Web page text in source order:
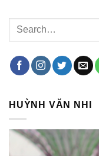
HUỲNH VĂN NHI